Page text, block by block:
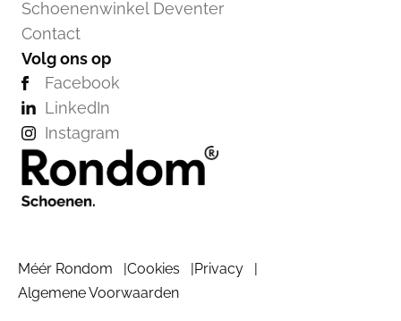
Schoenenwinkel Deventer
Contact
Volg ons op
Facebook
LinkedIn
Instagram
Méér Rondom Cookies
Privacy
Algemene Voorwaarden